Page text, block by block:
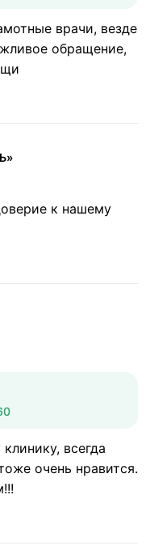
врачи, везде
обращение,
к нашему
всегда
очень нравится.